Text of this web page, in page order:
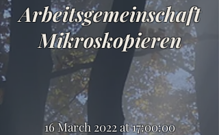
Arbeitsgemeinschaft
Mikroskopieren
16 March 2022 at 17:00:00